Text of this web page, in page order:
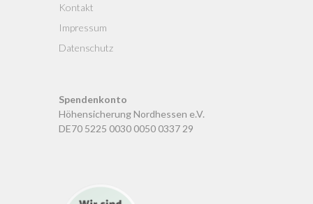
Kontakt
Impressum
Datenschutz
Spendenkonto
Höhensicherung Nordhessen e.V.
DE70 5225 0030 0050 0337 29